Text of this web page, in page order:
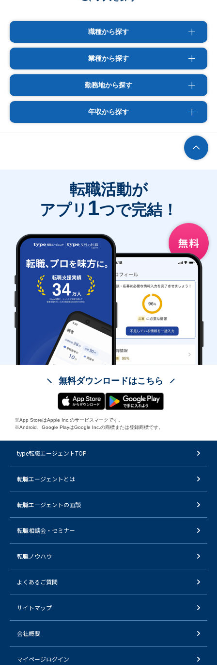
職種から探す
業種から探す
勤務地から探す
年収から探す
転職活動が
アプリ 1つで完結！
無料ダウンロードはこちら
※App StoreはApple Inc.のサービスマークです。
※Android、Google PlayはGoogle Inc.の商標または登録商標です。
type転職エージェントTOP
転職エージェントとは
転職エージェントの面談
転職相談会・セミナー
転職ノウハウ
よくあるご質問
サイトマップ
会社概要
マイページログイン